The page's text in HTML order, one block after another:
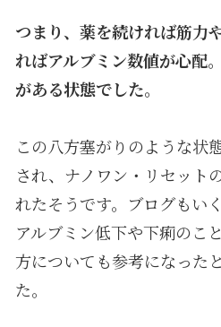
つまり、薬を続ければ筋力
ればアルブミン数値が心配
がある状態でした。
この八方塞がりのような状
され、ナノワン・リセット
れたそうです。ブログもい
アルブミン低下や下痢のこ
方についても参考になった
た。